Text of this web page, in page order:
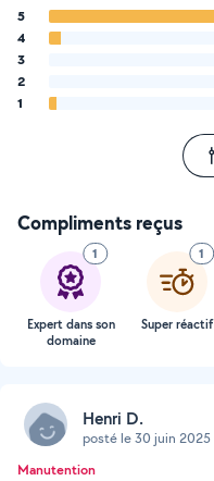
5
4
3
2
1
Compliments reçus
1
Expert dans son
domaine
1
Super réactif
Henri D.
posté le 30 juin 2025
Manutention